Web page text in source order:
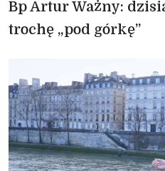
Bp Artur Ważny:
trochę „pod górkę”